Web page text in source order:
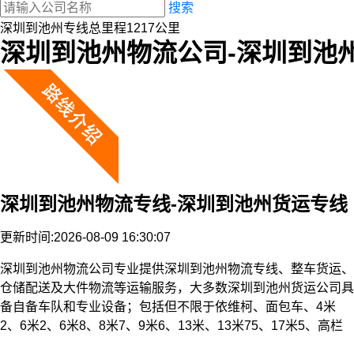
搜索
深圳到池州专线总里程1217公里
深圳到池州物流公司-深圳到池
深圳到池州物流专线-深圳到池州货运专线
更新时间:2026-08-09 16:30:07
深圳到池州物流公司专业提供深圳到池州物流专线、整车货运、
仓储配送及大件物流等运输服务，大多数深圳到池州货运公司具
备自备车队和专业设备；包括但不限于依维柯、面包车、4米
2、6米2、6米8、8米7、9米6、13米、13米75、17米5、高栏